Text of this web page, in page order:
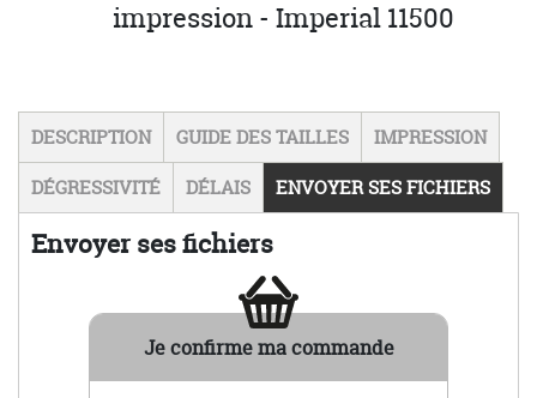
impression - Imperial 11500
DESCRIPTION GUIDE DES TAILLES
IMPRESSION
DÉGRESSIVITÉ
DÉLAIS ENVOYER SES FICHIERS
Envoyer ses fichiers
Je confirme ma commande